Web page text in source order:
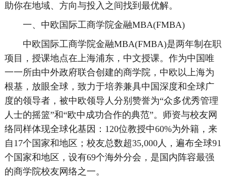
助你在地域、方向与投入之间找到最优解。
一、中欧国际工商学院金融MBA(FMBA)
中欧国际工商学院金融MBA(FMBA)是两年制在职
项目，授课地点在上海浦东，中文授课。作为中国唯
一一所由中外政府联合创建的商学院，中欧以上海为
根基，放眼全球，致力于培养兼具中国深度和全球广
度的领导者，被中欧领导人分别赞誉为“众多优秀管理
人士的摇篮”和“欧中成功合作的典范”。师资与校友网
络同样体现全球化基因：120位教授中60%为外籍，来
自17个国家和地区；校友总数超35,000人，遍布全球91
个国家和地区，设有69个海外分会，是国内阵容最强
的商学院校友网络之一。